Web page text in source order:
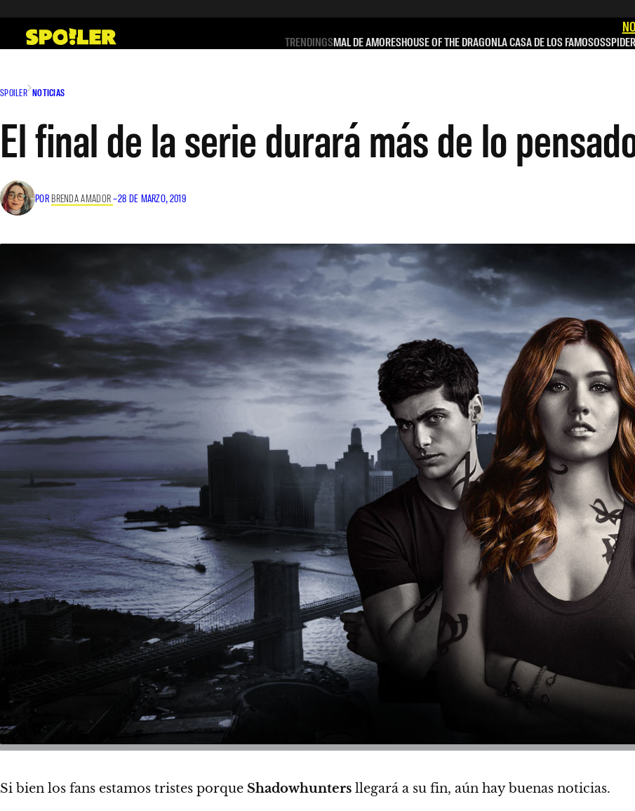
contenido
TRENDINGSMAL DE AMORESHOUSE OF THE DRAGONLA CASA DE LOS FAMOSOS
SPOILER NOTICIAS
El final de la serie durará más de lo
POR BRENDA AMADOR–28 DE MARZO, 2019
Si bien los fans estamos tristes porque Shadowhunters llegará a su fin, aún hay buenas noticias.